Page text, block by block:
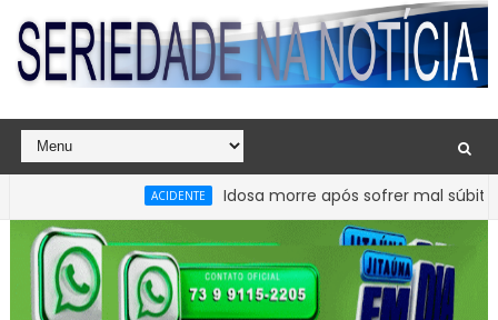
Idosa morre após sofrer mal súbito no